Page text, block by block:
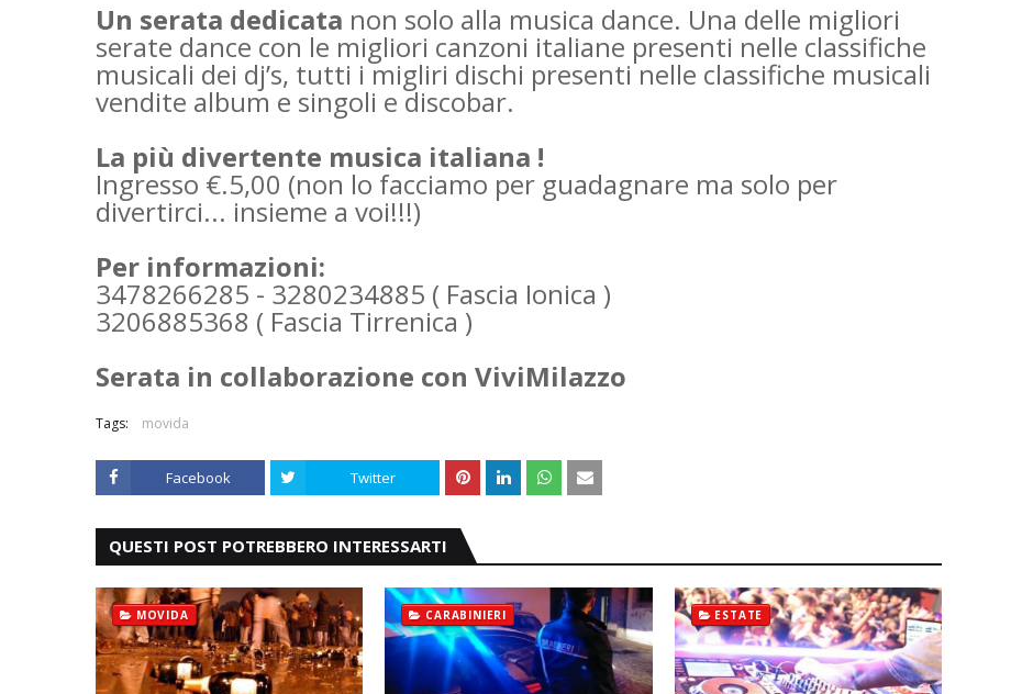
Un serata dedicata non solo alla musica dance. Una delle migliori
serate dance con le migliori canzoni italiane presenti nelle classifiche
musicali dei dj’s, tutti i migliri dischi presenti nelle classifiche musicali
vendite album e singoli e discobar.
La più divertente musica italiana !
Ingresso €.5,00 (non lo facciamo per guadagnare ma solo per
divertirci... insieme a voi!!!)
Per informazioni:
3478266285 - 3280234885 ( Fascia Ionica )
3206885368 ( Fascia Tirrenica )
Serata in collaborazione con ViviMilazzo
Tags: movida
Facebook Twitter
QUESTI POST POTREBBERO INTERESSARTI
MOVIDA CARABINIERI ESTATE